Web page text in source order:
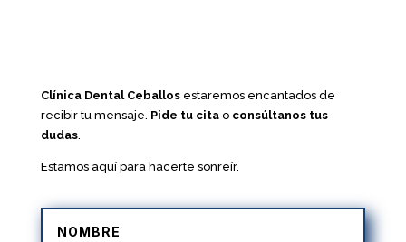
Clínica Dental Ceballosestaremos encantados de
recibir tu mensaje. Pide tu citao consúltanos tus
dudas.
Estamos aquí para hacerte sonreír.